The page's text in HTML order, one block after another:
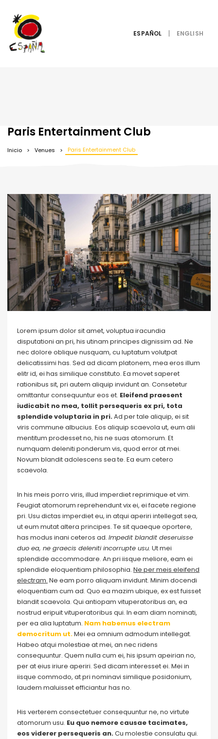
ESPAÑOL
Paris Entertainment Club
Inicio Venues Paris Entertainment Club
Lorem ipsum dolor sit amet, voluptua iracundia
disputationi an pri, his utinam principes dignissim ad. Ne
nec dolore oblique nusquam, cu luptatum volutpat
delicatissimi has. Sed ad dicam platonem, mea eros illum
elitr id, ei has similique constituto. Ea movet saperet
rationibus sit, pri autem aliquip invidunt an. Consetetur
omittantur consequuntur eos et. Eleifend praesent
iudicabit no mea, tollit persequeris ex pri, tota
splendide voluptaria in pri.Ad per tale aliquip, ei sit
viris commune albucius. Eos aliquip scaevola ut, eum alii
mentitum prodesset no, his ne suas atomorum. Et
numquam deleniti ponderum vis, quod error at mei.
Novum blandit adolescens sea te. Ea eum cetero
scaevola.
In his meis porro viris, illud imperdiet reprimique et vim.
Feugiat atomorum reprehendunt vix ei, ei facete regione
pri. Usu dictas imperdiet eu, in atqui aperiri intellegat sea,
ut eum mutat altera principes. Te sit quaeque oportere,
has modus inani ceteros ad. Impedit blandit deseruisse
duo ea, ne graecis deleniti incorrupte usu. Ut mei
splendide accommodare. An pri iisque meliore, eam ei
splendide eloquentiam philosophia. Ne per meis eleifend
electram. Ne eam porro aliquam invidunt. Minim docendi
eloquentiam cum ad. Quo ea mazim ubique, ex est fuisset
blandit scaevola. Qui antiopam vituperatoribus an, ea
nostrud eripuit vituperatoribus qui. In eam diam nominati,
per ea alia luptatum. Nam habemus electram
democritum ut.Mei ea omnium admodum intellegat.
Habeo atqui molestiae at mei, an nec ridens
consequuntur. Quem nulla cum ei, his ipsum apeirian no,
per at eius iriure aperiri. Sed dicam interesset ei. Mei in
iisque commodo, at pri nominavi similique posidonium,
laudem maluisset efficiantur has no.
His verterem consectetuer consequuntur ne, no virtute
atomorum usu. Eu quo nemore causae tacimates,
eos viderer persequeris an.Cu molestie consulatu qui.